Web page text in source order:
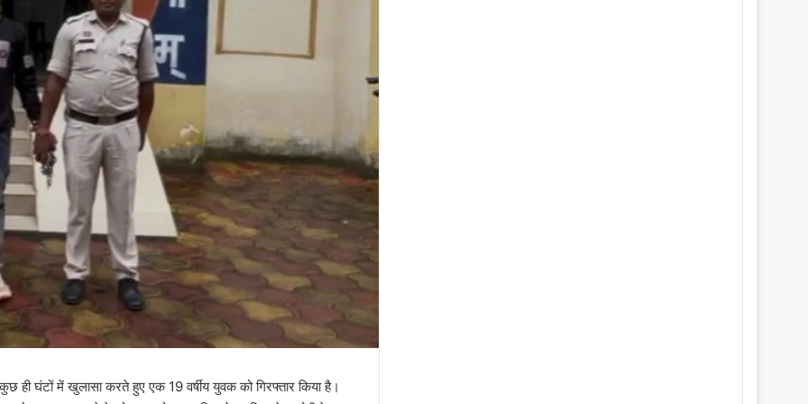
ही घंटों में खुलासा करते हुए एक 19 वर्षीय युवक को गिरफ्तार किया है।